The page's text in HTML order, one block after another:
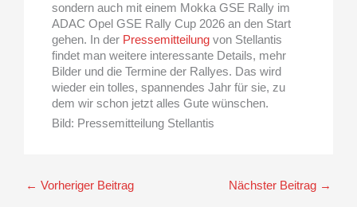
sondern auch mit einem Mokka GSE Rally im
ADAC Opel GSE Rally Cup 2026 an den Start
gehen. In der Pressemitteilung von Stellantis
findet man weitere interessante Details, mehr
Bilder und die Termine der Rallyes. Das wird
wieder ein tolles, spannendes Jahr für sie, zu
dem wir schon jetzt alles Gute wünschen.
Bild: Pressemitteilung Stellantis
← Vorheriger Beitrag Nächster Beitrag →